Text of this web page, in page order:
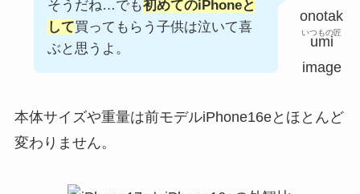
いつもの匠
そうだね…でも初めてのiPhoneと
して買ってもらう子供は泣いて喜
ぶと思うよ。
本体サイズや重量は前モデルiPhone16eとほとんど
変わりません。